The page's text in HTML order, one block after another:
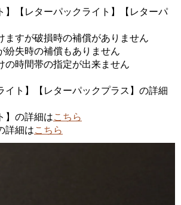
】【レターパックライト】【レターパ
ますが破損時の補償がありません
紛失時の補償もありません
の時間帯の指定が出来ません
イト】【レターパックプラス】の詳細
】の詳細はこちら
詳細はこちら